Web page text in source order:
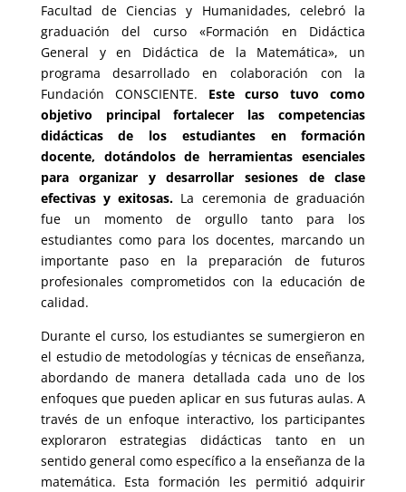
Facultad de Ciencias y Humanidades, celebró la
graduación del curso «Formación en Didáctica
General y en Didáctica de la Matemática», un
programa desarrollado en colaboración con la
Fundación CONSCIENTE. Este curso tuvo como
objetivo principal fortalecer las competencias
didácticas de los estudiantes en formación
docente, dotándolos de herramientas esenciales
para organizar y desarrollar sesiones de clase
efectivas y exitosas. La ceremonia de graduación
fue un momento de orgullo tanto para los
estudiantes como para los docentes, marcando un
importante paso en la preparación de futuros
profesionales comprometidos con la educación de
calidad.
Durante el curso, los estudiantes se sumergieron en
el estudio de metodologías y técnicas de enseñanza,
abordando de manera detallada cada uno de los
enfoques que pueden aplicar en sus futuras aulas. A
través de un enfoque interactivo, los participantes
exploraron estrategias didácticas tanto en un
sentido general como específico a la enseñanza de la
matemática. Esta formación les permitió adquirir